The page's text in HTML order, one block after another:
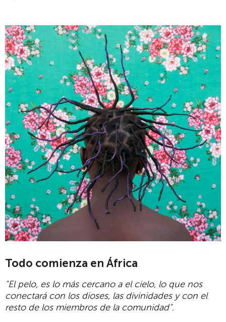
Todo comienza en África
"El pelo, es lo más cercano a el cielo, lo que nos
conectará con los dioses, las divinidades y con el
resto de los miembros de la comunidad".